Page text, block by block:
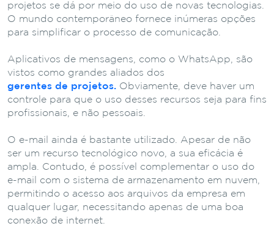
projetos se dá por meio do uso de novas tecnologias.
O mundo contemporâneo fornece inúmeras opções
para simplificar o processo de comunicação.
Aplicativos de mensagens, como o WhatsApp, são
vistos como grandes aliados dos
gerentes de projetos. Obviamente, deve haver um
controle para que o uso desses recursos seja para fins
profissionais, e não pessoais.
O e-mail ainda é bastante utilizado. Apesar de não
ser um recurso tecnológico novo, a sua eficácia é
ampla. Contudo, é possível complementar o uso do
e-mail com o sistema de armazenamento em nuvem,
permitindo o acesso aos arquivos da empresa em
qualquer lugar, necessitando apenas de uma boa
conexão de internet.